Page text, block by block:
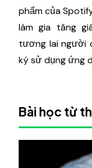
phẩm của
làm gia tăng
tương lai người
ký sử dụng ứng
Bài học từ